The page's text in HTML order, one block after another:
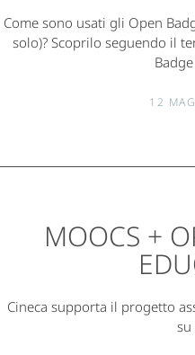
Come sono usati gli Open
solo)? Scoprilo seguendo il
12
MOOCS +
Cineca supporta il progetto
su